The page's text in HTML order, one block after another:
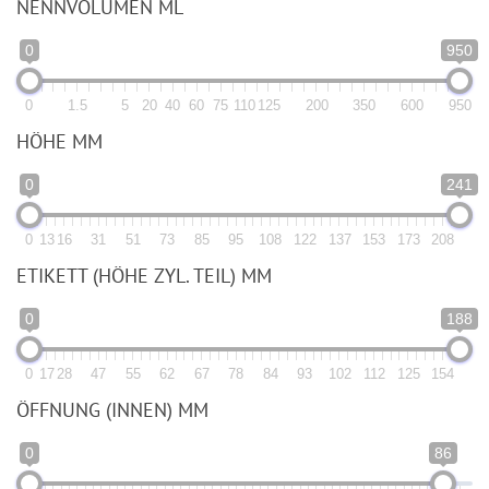
NENNVOLUMEN ML
0 950
0 1.5 5 20 40 60 75 110 125 200 350 600 950
HÖHE MM
0 241
0 13 16 31 51 73 85 95 108 122 137 153 173 208
ETIKETT (HÖHE ZYL. TEIL) MM
0 188
0 17 28 47 55 62 67 78 84 93 102 112 125 154
ÖFFNUNG (INNEN) MM
0 86